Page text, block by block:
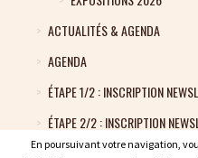
ACTUALITÉS & AGENDA
AGENDA
ÉTAPE 1/2 : INSCRIPTION
ÉTAPE 2/2 : INSCRIPTION
PANIER
En poursuivant votre navigation,
En poursuivant votre navigation,